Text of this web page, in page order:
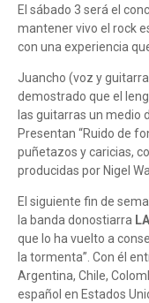
El sábado 3 será el
mantener vivo el rock
con una experiencia
Juancho (voz y
demostrado que el
las guitarras un medio
Presentan “Ruido de
puñetazos y caricias,
producidas por Nigel
El siguiente fin de
la banda donostiarra
que lo ha vuelto a
la tormenta”. Con él
Argentina, Chile,
español en Estados